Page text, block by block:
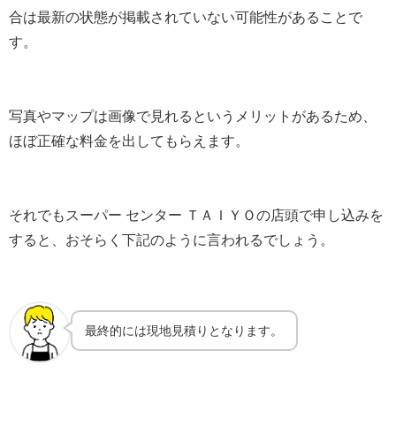
合は最新の状態が掲載されていない可能性があることで
す。
写真やマップは画像で見れるというメリットがあるため、
ほぼ正確な料金を出してもらえます。
それでもスーパー センター ＴＡＩＹＯの店頭で申し込みを
すると、おそらく下記のように言われるでしょう。
最終的には現地見積りとなります。